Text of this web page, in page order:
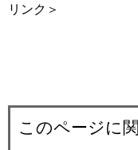
リンク＞
このページに